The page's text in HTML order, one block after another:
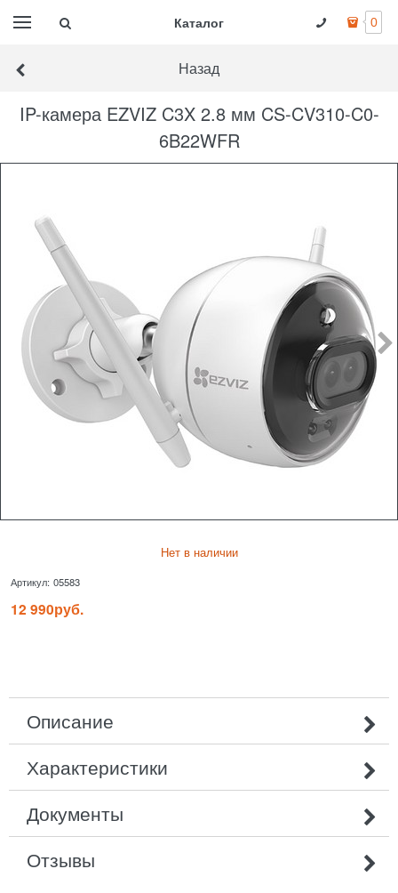
Каталог 0
Назад
IP-камера EZVIZ C3X 2.8 мм CS-CV310-C0-
6B22WFR
Нет в наличии
Артикул: 05583
12 990руб.
Описание
Характеристики
Документы
Отзывы